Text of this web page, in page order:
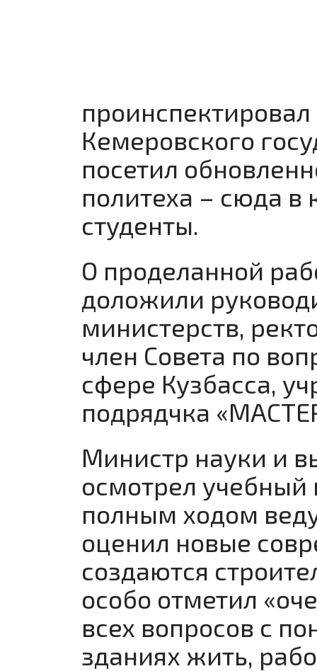
Кемеровского
посетил
политеха – сюда в
студенты.
О проделанной
доложили
министерств,
член Совета по
сфере Кузбасса,
подрядчка
Министр науки и
осмотрел учебный
полным ходом
оценил новые
создаются
особо отметил
всех вопросов с
зданиях жить,